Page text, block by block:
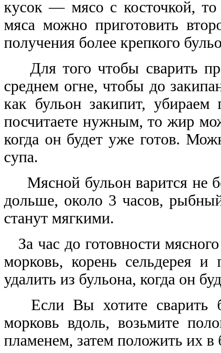
кусок — мясо с косточкой, то
мяса можно приготовить
получения более крепкого
Для того чтобы сварить
среднем огне, чтобы до
как бульон закипит,
посчитаете нужным, то жир
когда он будет уже готов.
супа.
Мясной бульон варится не
дольше, около 3 часов,
станут мягкими.
За час до готовности
морковь, корень сельдерея и
удалить из бульона, когда он
Если Вы хотите сварить
морковь вдоль, возьмите
пламенем, затем положить их в